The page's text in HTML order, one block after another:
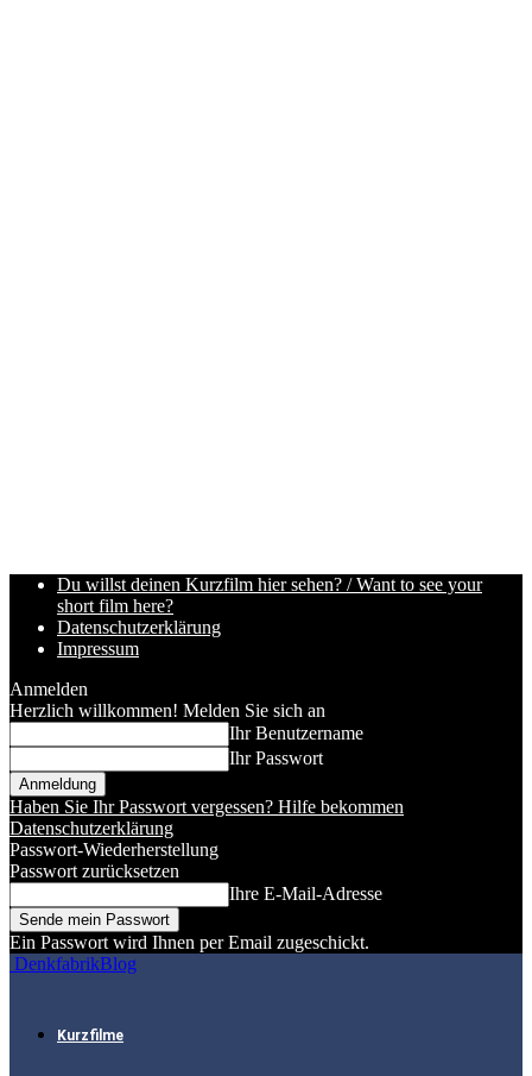
Du willst deinen Kurzfilm hier sehen? / Want to see your
short film here?
Datenschutzerklärung
Impressum
Anmelden
Herzlich willkommen! Melden Sie sich an
Ihr Benutzername
Ihr Passwort
Haben Sie Ihr Passwort vergessen? Hilfe bekommen
Datenschutzerklärung
Passwort-Wiederherstellung
Passwort zurücksetzen
Ihre E-Mail-Adresse
Ein Passwort wird Ihnen per Email zugeschickt.
DenkfabrikBlog
Kurzfilme